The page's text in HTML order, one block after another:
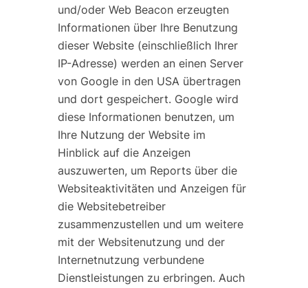
und/oder Web Beacon erzeugten
Informationen über Ihre Benutzung
dieser Website (einschließlich Ihrer
IP-Adresse) werden an einen Server
von Google in den USA übertragen
und dort gespeichert. Google wird
diese Informationen benutzen, um
Ihre Nutzung der Website im
Hinblick auf die Anzeigen
auszuwerten, um Reports über die
Websiteaktivitäten und Anzeigen für
die Websitebetreiber
zusammenzustellen und um weitere
mit der Websitenutzung und der
Internetnutzung verbundene
Dienstleistungen zu erbringen. Auch